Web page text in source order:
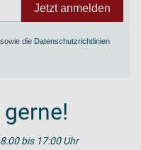
Jetzt anmelden
sowie die Datenschutzrichtlinien
bis 17:00 Uhr